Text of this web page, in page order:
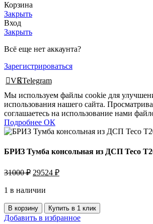
Корзина
Закрыть
Вход
Закрыть
Всё еще нет аккаунта?
Зарегистрироваться
VKTelegram
Мы используем файлы cookie для
использования нашего сайта.
соглашаетесь на использование нами
Подробнее Подробнее
ОК
БРИЗ Тумба консольная из ДСП Тесо
31000₽ Первоначальная
составляла
29524 ₽Текущая
1 в наличии
Количество
товара
В корзину Купить в 1 клик
Добавить в избранное